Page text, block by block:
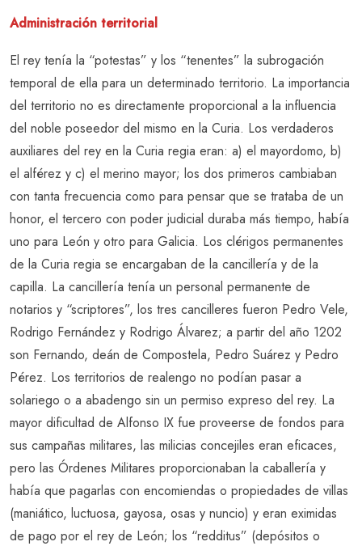
Administración territorial
El rey tenía la “potestas” y los “tenentes” la subrogación
temporal de ella para un determinado territorio. La importancia
del territorio no es directamente proporcional a la influencia
del noble poseedor del mismo en la Curia. Los verdaderos
auxiliares del rey en la Curia regia eran: a) el mayordomo, b)
el alférez y c) el merino mayor; los dos primeros cambiaban
con tanta frecuencia como para pensar que se trataba de un
honor, el tercero con poder judicial duraba más tiempo, había
uno para León y otro para Galicia. Los clérigos permanentes
de la Curia regia se encargaban de la cancillería y de la
capilla. La cancillería tenía un personal permanente de
notarios y “scriptores”, los tres cancilleres fueron Pedro Vele,
Rodrigo Fernández y Rodrigo Álvarez; a partir del año 1202
son Fernando, deán de Compostela, Pedro Suárez y Pedro
Pérez. Los territorios de realengo no podían pasar a
solariego o a abadengo sin un permiso expreso del rey. La
mayor dificultad de Alfonso IX fue proveerse de fondos para
sus campañas militares, las milicias concejiles eran eficaces,
pero las Órdenes Militares proporcionaban la caballería y
había que pagarlas con encomiendas o propiedades de villas
(maniático, luctuosa, gayosa, osas y nuncio) y eran eximidas
de pago por el rey de León; los “redditus” (depósitos o